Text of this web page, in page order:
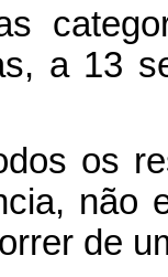
a 13
os
não
de